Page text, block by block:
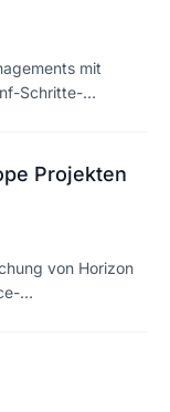
mit
Schritte-
Projekten
von Horizon